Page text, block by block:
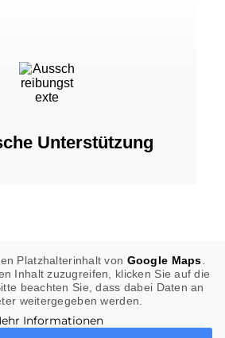
Unterstützung
Platzhalterinhalt von Google Maps
Inhalt zuzugreifen, klicken Sie auf die
beachten Sie, dass dabei Daten an
weitergegeben werden.
Informationen